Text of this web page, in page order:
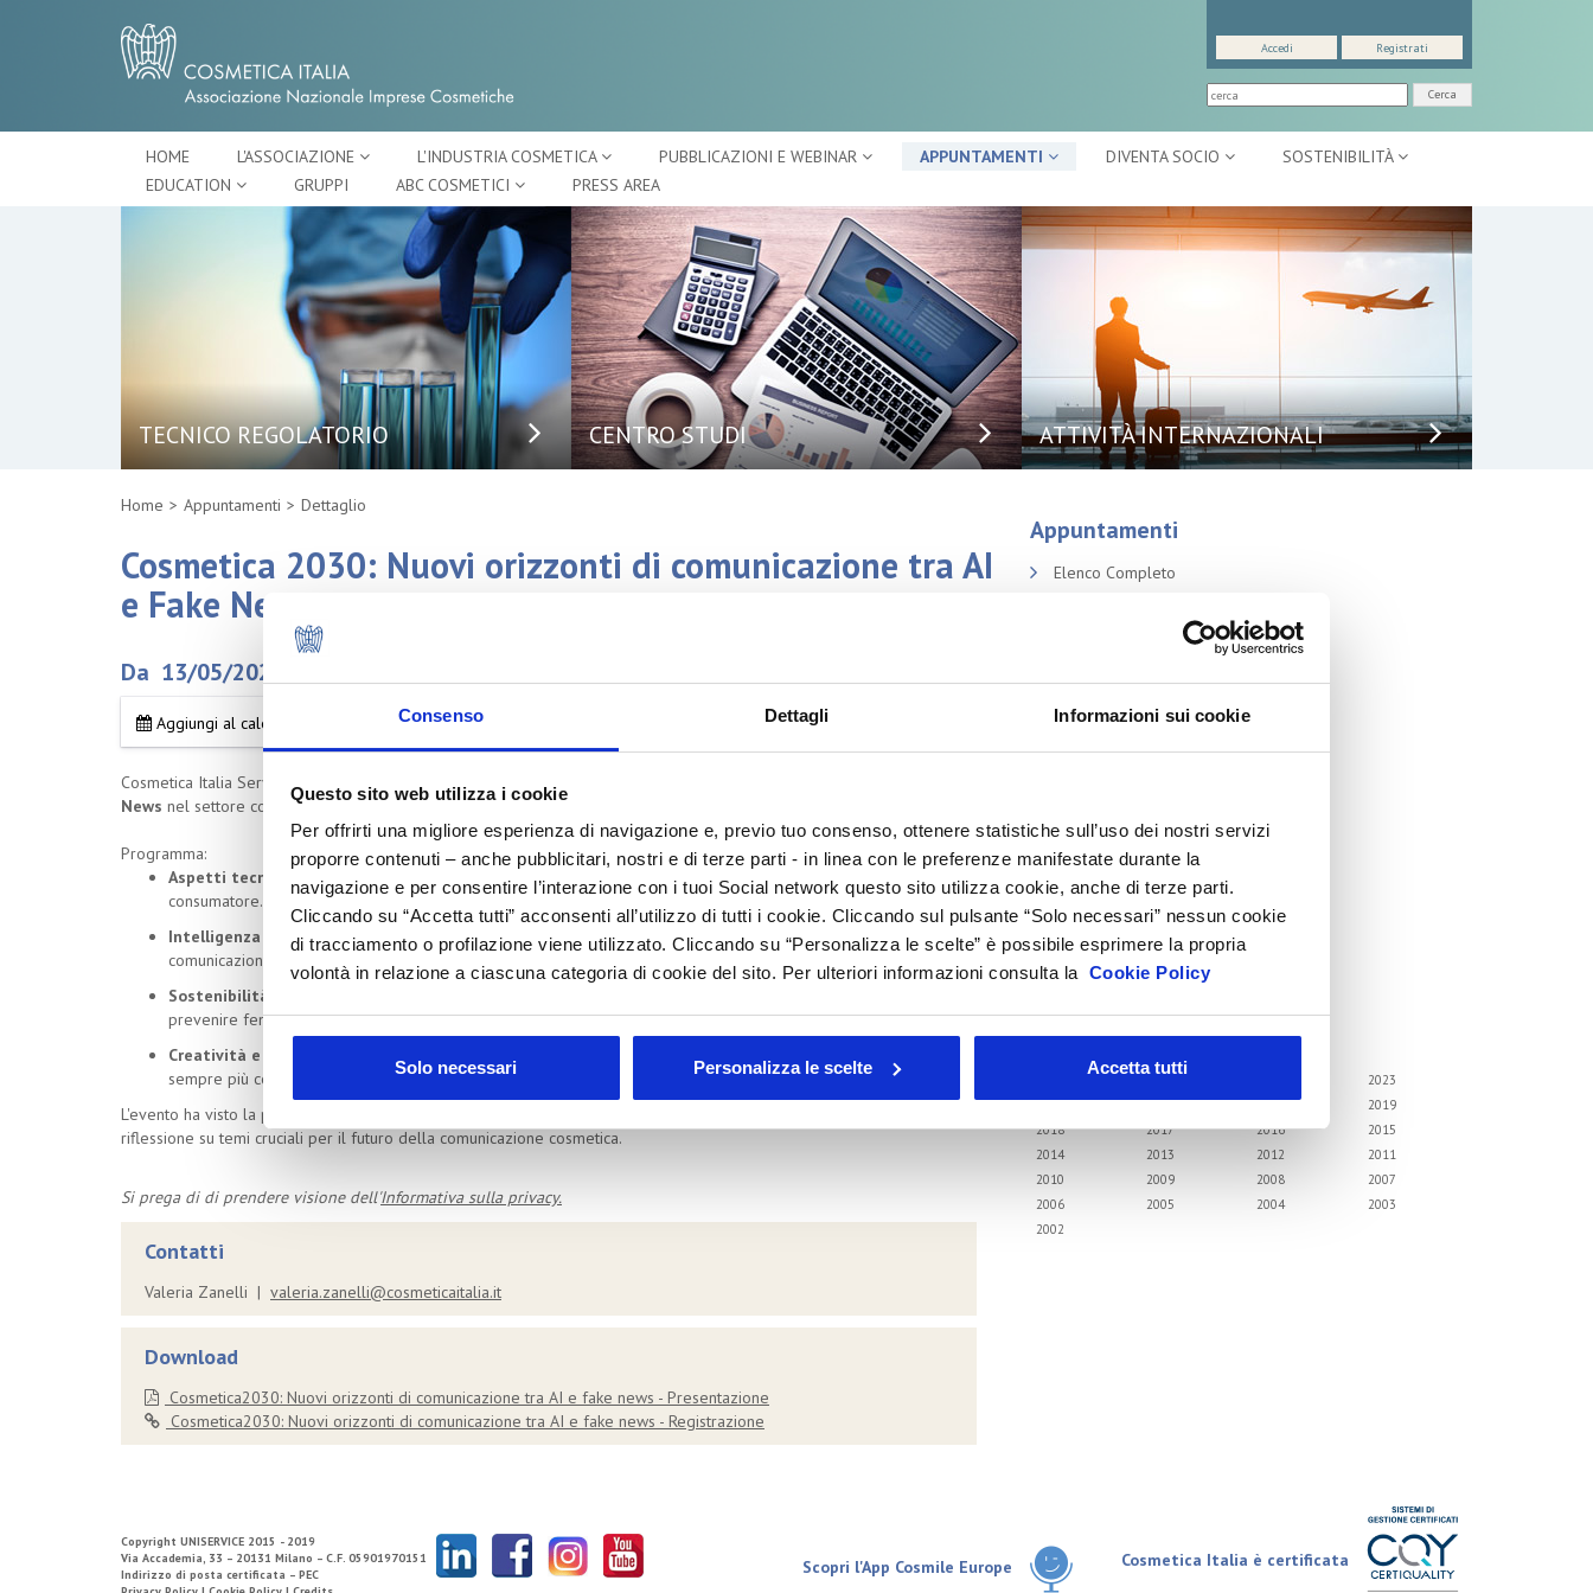
Consenso Dettagli Informazioni sui cookie
Questo sito web utilizza i cookie
Per offrirti una migliore esperienza di navigazione e, previo tuo consenso, ottenere statistiche sull’uso dei nostri servizi
proporre contenuti – anche pubblicitari, nostri e di terze parti - in linea con le preferenze manifestate durante la
navigazione e per consentire l’interazione con i tuoi Social network questo sito utilizza cookie, anche di terze parti.
Cliccando su “Accetta tutti” acconsenti all’utilizzo di tutti i cookie. Cliccando sul pulsante “Solo necessari” nessun cookie
di tracciamento o profilazione viene utilizzato. Cliccando su “Personalizza le scelte” è possibile esprimere la propria
volontà in relazione a ciascuna categoria di cookie del sito. Per ulteriori informazioni consulta la Cookie Policy
Solo necessari Personalizza le scelte Accetta tutti
Cerca
Accedi Registrati
HOME L'ASSOCIAZIONE L'INDUSTRIA COSMETICA PUBBLICAZIONI E WEBINAR APPUNTAMENTI DIVENTA SOCIO
SOSTENIBILITÀ
EDUCATION
GRUPPI ABC COSMETICI PRESS AREA
TECNICO REGOLATORIO CENTRO STUDI ATTIVITÀ INTERNAZIONALI
Home Appuntamenti Dettaglio
Cosmetica 2030: Nuovi orizzonti di comunicazione tra AI
e Fake News
Da 13/05/2025 a 13/05/2025
Aggiungi al calendario
Cosmetica Italia Servizi ha organizzato martedì 13 maggio 2025 (h.11/13)
News nel settore cosmetico.
Programma:
Aspetti tecnico-regolatori
: La gestione delle fake news e l'importanza delle normative per la protezione del
consumatore.
Intelligenza Artificiale e semiotica : Come l'AI, i big data e le scienze umane stanno rivoluzionando la
comunicazione personalizzata nel settore cosmetico.
Sostenibilità
prevenire fenomeni come il greenwashing.
Creatività e marketing
sempre più complesso.
L'evento ha visto la partecipazione di esperti del settore che hanno condiviso le loro conoscenze e offerto spunti di
riflessione su temi cruciali per il futuro della comunicazione cosmetica.
Si prega di di prendere visione dell'Informativa sulla privacy.
Contatti
Valeria Zanelli | valeria.zanelli@cosmeticaitalia.it
Download
Cosmetica2030: Nuovi orizzonti di comunicazione tra AI e fake news - Presentazione
Cosmetica2030: Nuovi orizzonti di comunicazione tra AI e fake news - Registrazione
Appuntamenti
Elenco Completo
Convegno tecnico internazionale
Cosmoprof
Information Day
Incontri tematici
Eventi Speciali
Leonardo Genio e Bellezza
Milano Beauty Week
2023
2022
2021 2020
2019
2018
2017 2016
2015
2014
2013 2012
2011
2010
2009 2008
2007
2006
2005 2004
2003
2002
Copyright UNISERVICE 2015 - 2019
Via Accademia, 33 – 20131 Milano – C.F. 05901970151
Indirizzo di posta certificata – PEC
Cosmetica Italia è certificata
Scopri l'App Cosmile Europe